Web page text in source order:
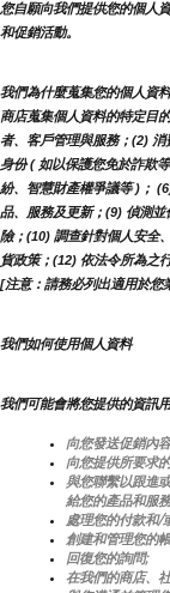
您自願向我們提供您的個人
和促銷活動。
我們為什麼蒐集您的個人資料
商店蒐集個人資料的特定目
者、客戶管理與服務；(2)
身份 ( 如以保護您免於詐欺
紛、智慧財產權爭議等 )；
品、服務及更新；(9) 偵測
險；(10) 調查針對個人安全
貨政策；(12) 依法令所為之
[注意：請務必列出適用於您
我們如何使用個人資料
我們可能會將您提供的資訊
向您發送促銷內
向您提供所要求
與您聯繫以跟進
給您的產品和服
處理您的付款和/
創建和管理您的
回復您的詢問;
在我們的商店、